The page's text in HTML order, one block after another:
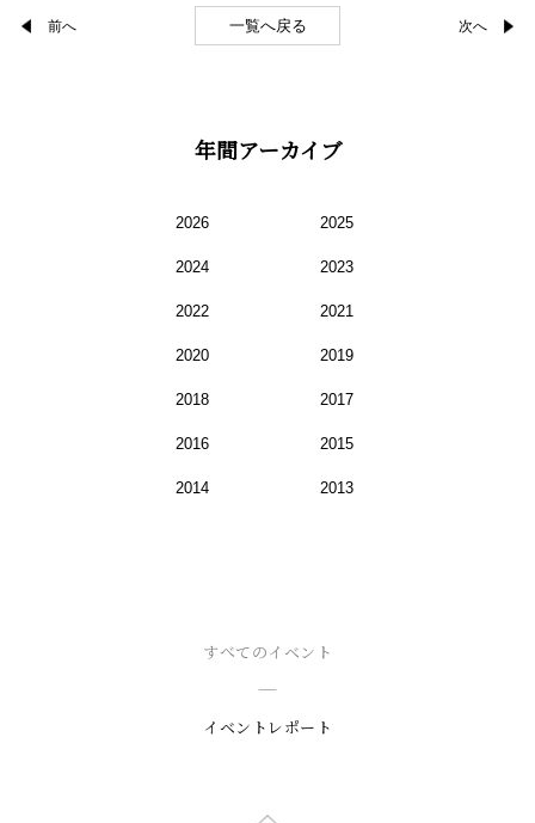
前へ 一覧へ戻る 次へ
年間アーカイブ
2026 2025
2024 2023
2022 2021
2020 2019
2018 2017
2016 2015
2014 2013
すべてのイベント
イベントレポート